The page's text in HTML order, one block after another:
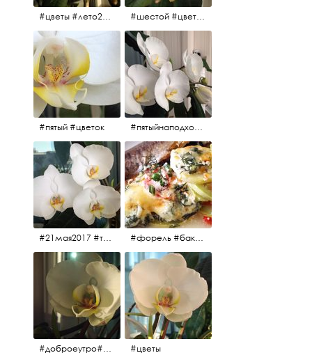
#цветы #лето2017 #седьмойнаподходе #шестой #всегодевять #шестой #цветыцветут #цветы #лето2017 #летнийснег
#пятый #цветок #пятыйнаподходе# цветы #весна2017
#21мая2017 #трио #цветы #форель #баклажаны #помидоры #завтрак
#доброеутро#май#солнце#цветы #майсолнцецветы #цветы